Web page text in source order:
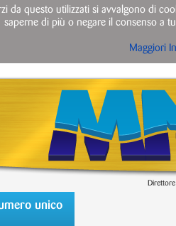
unico
da questo utilizzati si avvalgono di
saperne di più o negare il consenso a
Maggiori